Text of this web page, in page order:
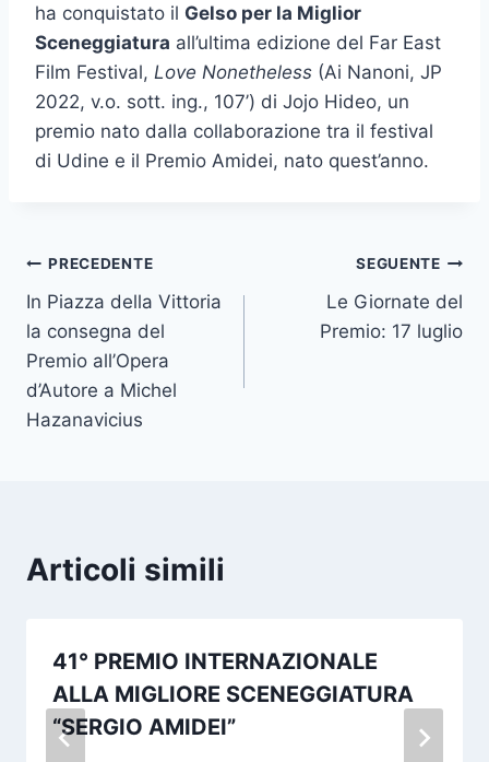
ha conquistato il Gelso per la Miglior
Sceneggiatura all’ultima edizione del Far East
Film Festival, Love Nonetheless (Ai Nanoni, JP
2022, v.o. sott. ing., 107’) di Jojo Hideo, un
premio nato dalla collaborazione tra il festival
di Udine e il Premio Amidei, nato quest’anno.
Navigazione
articoli
PRECEDENTE
In Piazza della Vittoria
la consegna del
Premio all’Opera
d’Autore a Michel
Hazanavicius
SEGUENTE
Le Giornate del
Premio: 17 luglio
Articoli simili
41° PREMIO INTERNAZIONALE
ALLA MIGLIORE SCENEGGIATURA
“SERGIO AMIDEI”